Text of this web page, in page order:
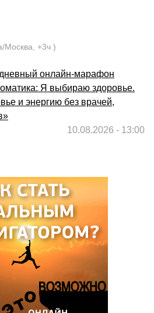
Москва, +3ч )
онлайн-марафон
Я выбираю здоровье.
и энергию без врачей,
10.08.2026 - 13:00